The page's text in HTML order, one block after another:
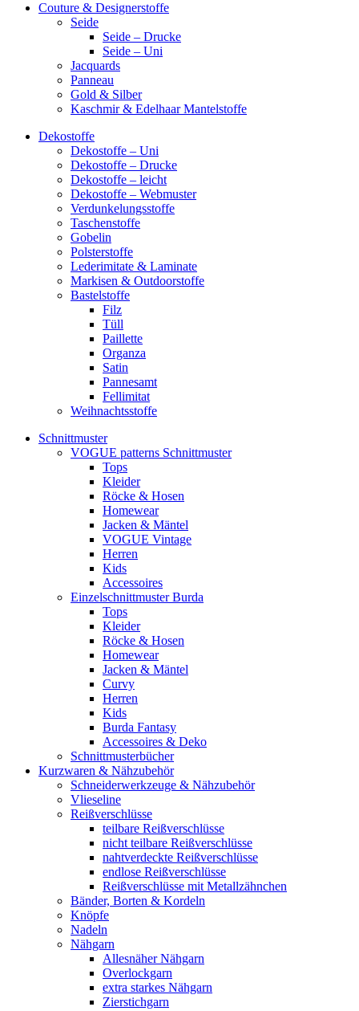
Couture & Designerstoffe
Seide
Seide – Drucke
Seide – Uni
Jacquards
Panneau
Gold & Silber
Kaschmir & Edelhaar Mantelstoffe
Dekostoffe
Dekostoffe – Uni
Dekostoffe – Drucke
Dekostoffe – leicht
Dekostoffe – Webmuster
Verdunkelungsstoffe
Taschenstoffe
Gobelin
Polsterstoffe
Lederimitate & Laminate
Markisen & Outdoorstoffe
Bastelstoffe
Filz
Tüll
Paillette
Organza
Satin
Pannesamt
Fellimitat
Weihnachtsstoffe
Schnittmuster
VOGUE patterns Schnittmuster
Tops
Kleider
Röcke & Hosen
Homewear
Jacken & Mäntel
VOGUE Vintage
Herren
Kids
Accessoires
Einzelschnittmuster Burda
Tops
Kleider
Röcke & Hosen
Homewear
Jacken & Mäntel
Curvy
Herren
Kids
Burda Fantasy
Accessoires & Deko
Schnittmusterbücher
Kurzwaren & Nähzubehör
Schneiderwerkzeuge & Nähzubehör
Vlieseline
Reißverschlüsse
teilbare Reißverschlüsse
nicht teilbare Reißverschlüsse
nahtverdeckte Reißverschlüsse
endlose Reißverschlüsse
Reißverschlüsse mit Metallzähnchen
Bänder, Borten & Kordeln
Knöpfe
Nadeln
Nähgarn
Allesnäher Nähgarn
Overlockgarn
extra starkes Nähgarn
Zierstichgarn